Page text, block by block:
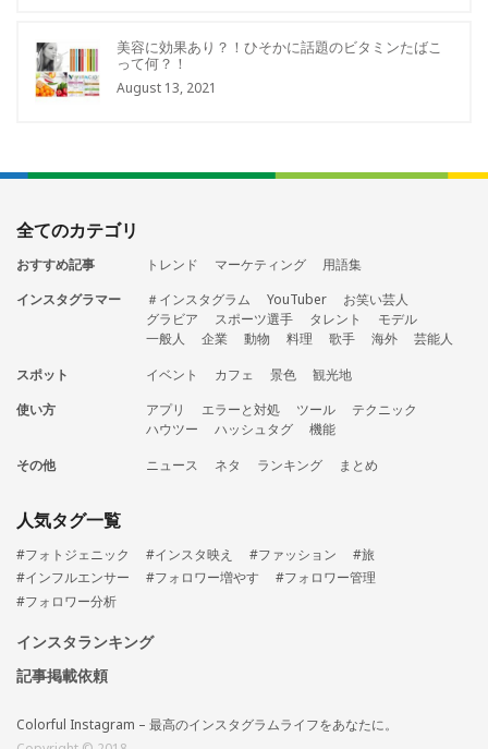
美容に効果あり？！ひそかに話題のビタミンたばこ
って何？！
August 13, 2021
全てのカテゴリ
おすすめ記事 トレンド マーケティング
用語集
インスタグラマー
＃インスタグラム YouTuber
お笑い芸人
グラビア
スポーツ選手 タレント
モデル
一般人
企業 動物 料理 歌手 海外
芸能人
スポット
イベント カフェ 景色
観光地
使い方
アプリ エラーと対処 ツール
テクニック
ハウツー
ハッシュタグ
機能
その他
ニュース ネタ ランキング まとめ
人気タグ一覧
#フォトジェニック #インスタ映え #ファッション
#旅
#インフルエンサー
#フォロワー増やす
#フォロワー管理
#フォロワー分析
インスタランキング
記事掲載依頼
Colorful Instagram – 最高のインスタグラムライフをあなたに。